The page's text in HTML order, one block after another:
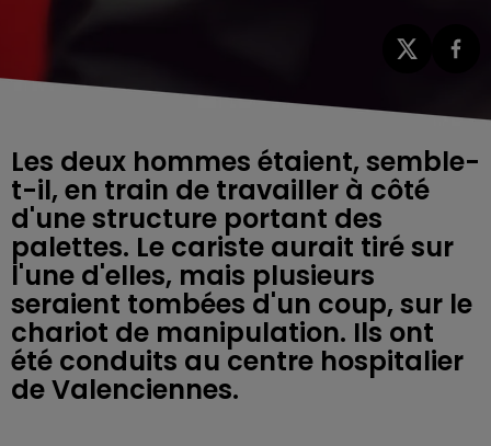
Les deux hommes étaient, semble-
t-il, en train de travailler à côté
d'une structure portant des
palettes. Le cariste aurait tiré sur
l'une d'elles, mais plusieurs
seraient tombées d'un coup, sur le
chariot de manipulation. Ils ont
été conduits au centre hospitalier
de Valenciennes.